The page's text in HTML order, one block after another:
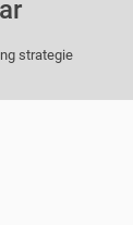
strategie